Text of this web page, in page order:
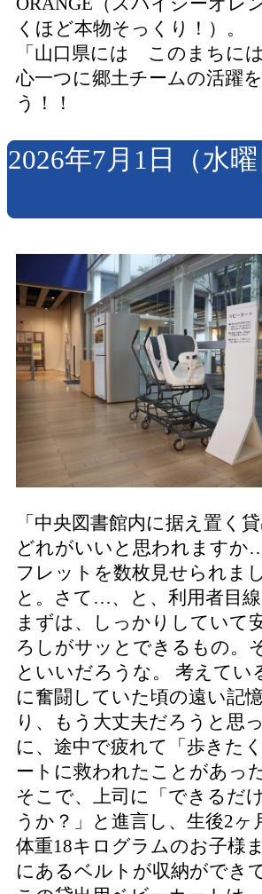
くほど本物そっくり！）。
「山口県には このまちに
心一つに郷土チームの活躍
う！！
2026年7月1日（水曜
「中央図書館内に据え置く
どれがいいと思われますか
フレットを数枚見せられま
と。さて…、と、利用者目
まずは、しっかりしていて
ろしがサッとできるもの。
といいだろうな。 考えて
に奮闘していた頃の遠い記
り、もう大丈夫だろうと思
に、途中で疲れて「歩きた
ートに救われたことがあっ
そこで、上司に「できるだ
うか？」と進言し、生後2ヶ
体重18キログラムのお子様
にあるベルトが収納ができ